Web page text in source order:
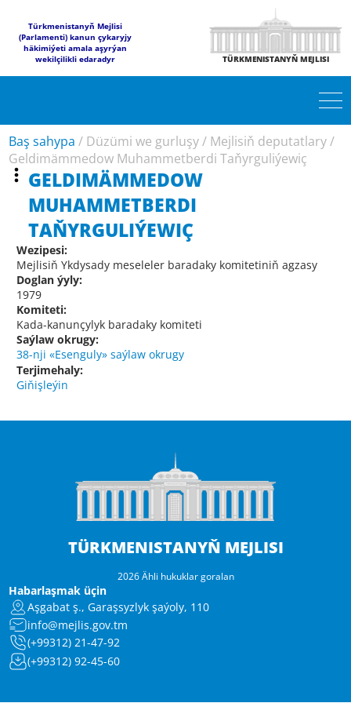
Türkmenistanyň Mejlisi
(Parlamenti) kanun çykaryjy
häkimiýeti amala aşyrýan
wekilçilikli edaradyr
TÜRKMENISTANYŇ MEJLISI
Baş sahypa / Düzümi we gurluşy/ Mejlisiň deputatlary/
Geldimämmedow Muhammetberdi Taňyrguliýewiç
GELDIMÄMMEDOW
MUHAMMETBERDI
TAŇYRGULIÝEWIÇ
Wezipesi:
Mejlisiň Ykdysady meseleler baradaky komitetiniň agzasy
Doglan ýyly:
1979
Komiteti:
Kada-kanunçylyk baradaky komiteti
Saýlaw okrugy:
38-nji «Esenguly» saýlaw okrugy
Terjimehaly:
Giňişleýin
TÜRKMENISTANYŇ MEJLISI
2026 Ähli hukuklar goralan
Habarlaşmak üçin
Aşgabat ş., Garaşsyzlyk şaýoly, 110
info@mejlis.gov.tm
(+99312) 21-47-92
(+99312) 92-45-60